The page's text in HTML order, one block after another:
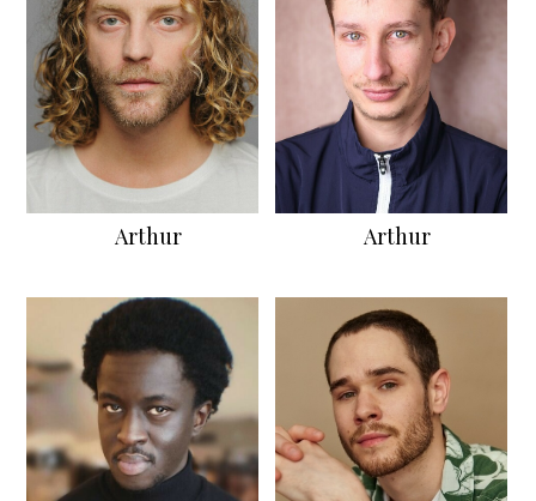
Arthur Arthur